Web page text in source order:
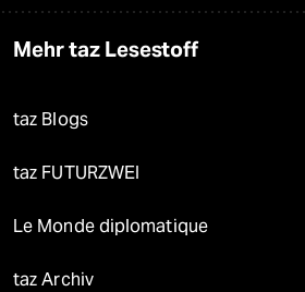
Mehr taz Lesestoff
taz Blogs
taz FUTURZWEI
Le Monde diplomatique
taz Archiv